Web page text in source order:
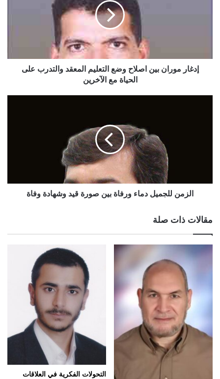
إدغار موران بين اصلاح وضع التعليم المعقد والتدرب على
الحياة مع الآخرين
الزمن للجميل دماء ورفاة بين صورة قيد وشهادة وفاة
مقالات ذات صلة
التحولات الفكرية في العلاقات